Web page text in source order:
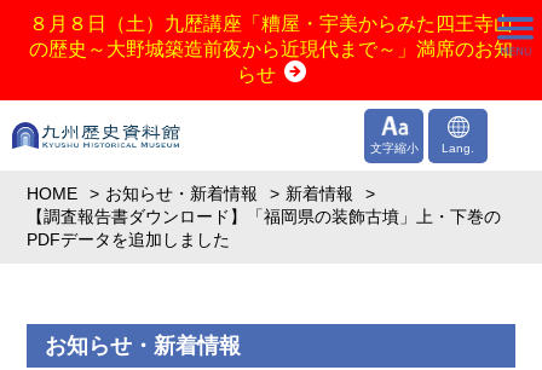
８月８日（土）九歴講座「糟屋・宇美からみた四王寺山
の歴史～大野城築造前夜から近現代まで～」満席のお知
らせ
文字縮小 Lang.
HOME お知らせ・新着情報
新着情報
【調査報告書ダウンロード】「福岡県の装飾古墳」上・下巻の
PDFデータを追加しました
お知らせ・新着情報